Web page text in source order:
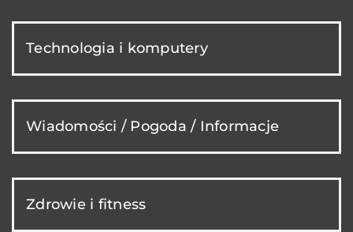
Technologia i komputery
Wiadomości / Pogoda / Informacje
Zdrowie i fitness